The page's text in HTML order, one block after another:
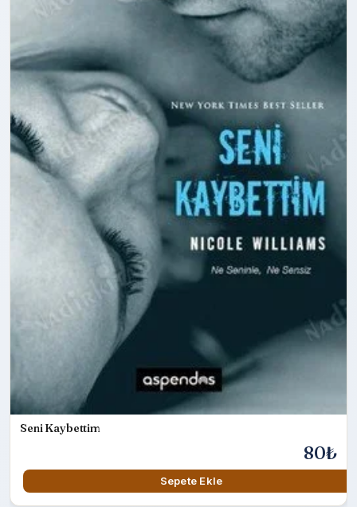
Seni Kaybettim
80₺
Sepete Ekle